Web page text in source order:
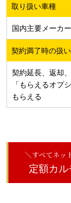
取り扱い車種
国内主要メーカ
契約満了時の扱い
契約延長、返却
「もらえるオプ
もらえる
＼すべてネッ
定額カ